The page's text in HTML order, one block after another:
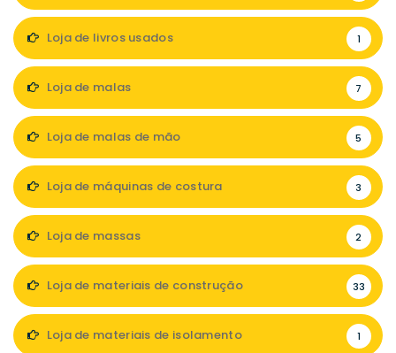
Loja de livros usados 1
Loja de malas 7
Loja de malas de mão 5
Loja de máquinas de costura 3
Loja de massas 2
Loja de materiais de construção 33
Loja de materiais de isolamento 1